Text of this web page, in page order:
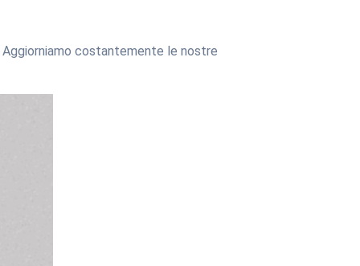
costantemente le nostre